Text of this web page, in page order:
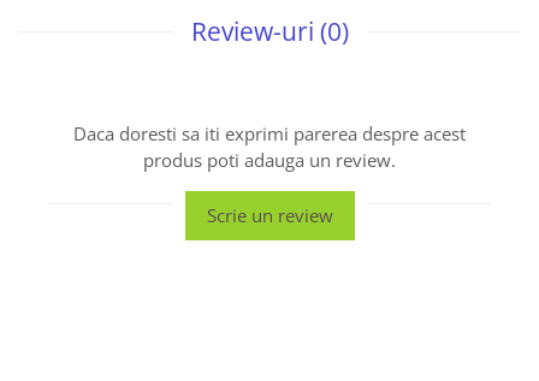
Review-uri (0)
Daca doresti sa iti exprimi parerea despre acest
produs poti adauga un review.
Scrie un review